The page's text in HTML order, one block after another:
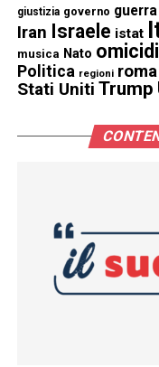
giustizia governo guerra
Iran Israele istat
musica Nato
Politica regioni roma
Stati Uniti Trump